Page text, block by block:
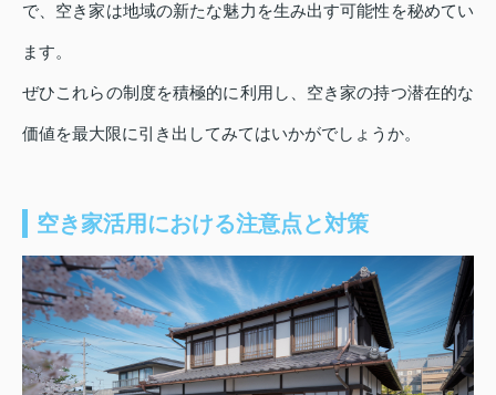
で、空き家は地域の新たな魅力を生み出す可能性を秘めてい
ます。
ぜひこれらの制度を積極的に利用し、空き家の持つ潜在的な
価値を最大限に引き出してみてはいかがでしょうか。
空き家活用における注意点と対策